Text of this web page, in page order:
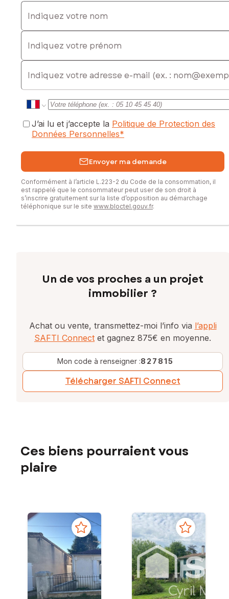
Indiquez votre nom
Indiquez votre prénom
E-mail
J’ai lu et j’accepte la Politique de Protection des
Données Personnelles*
Envoyer ma demande
Conformément à l’article L.223-2 du Code de la consommation, il
est rappelé que le consommateur peut user de son droit à
s’inscrire gratuitement sur la liste d’opposition au démarchage
téléphonique sur le site www.bloctel.gouv.fr.
Un de vos proches a un projet
immobilier ?
Achat ou vente, transmettez-moi l’info via l’appli
SAFTI Connect et gagnez 875€ en moyenne.
Mon code à renseigner :827815
Télécharger SAFTI Connect
Ces biens pourraient vous
plaire